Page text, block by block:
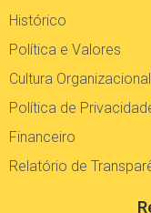
Histórico
Política e Valores
Cultura Organizacional
Política de
Financeiro
Relatório de